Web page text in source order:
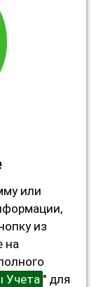
или
из
на
Учета " для